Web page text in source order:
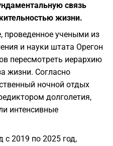
связь
жизни.
проведенное учеными из
и науки штата Орегон
пересмотреть иерархию
жизни. Согласно
ночной отдых
долголетия,
интенсивные
с 2019 по 2025 год,